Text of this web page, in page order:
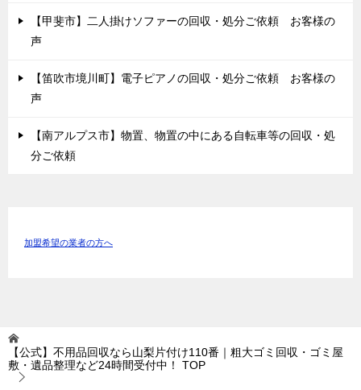
【甲斐市】二人掛けソファーの回収・処分ご依頼 お客様の
声
【笛吹市境川町】電子ピアノの回収・処分ご依頼 お客様の
声
【南アルプス市】物置、物置の中にある自転車等の回収・処
分ご依頼
加盟希望の業者の方へ
【公式】不用品回収なら山梨片付け110番｜粗大ゴミ回収・ゴミ屋
敷・遺品整理など24時間受付中！
TOP